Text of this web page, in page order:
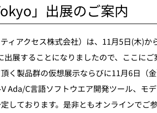
」出展のご案内
ィアクセス株式会社）は、11月5日(木)
出展することになりましたので、ここにご
く製品群の仮想展示ならびに11月6日（
Ada/C言語ソフトウエア開発ツール、モ
しております。是非ともオンラインでご